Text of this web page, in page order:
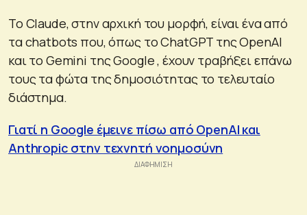
Το Claude, στην αρχική του μορφή, είναι ένα από
τα chatbots που, όπως το ChatGPT της OpenAI
και το Gemini της Google , έχουν τραβήξει επάνω
τους τα φώτα της δημοσιότητας το τελευταίο
διάστημα.
Γιατί η Google έμεινε πίσω από OpenAI και
Anthropic στην τεχνητή νοημοσύνη